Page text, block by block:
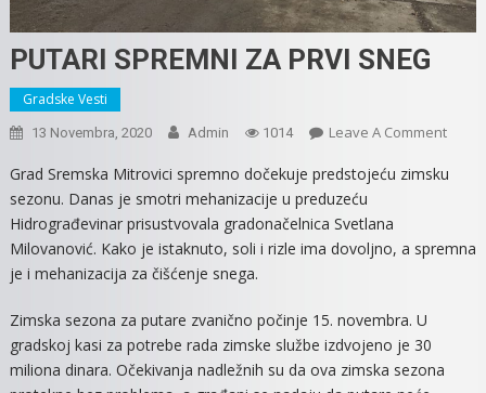
PUTARI SPREMNI ZA PRVI SNEG
Gradske Vesti
13 Novembra, 2020 Admin 1014 Leave A CommentOn
SNEG
Grad Sremska Mitrovici spremno dočekuje predstojeću zimsku
sezonu. Danas je smotri mehanizacije u preduzeću
Hidrograđevinar prisustvovala gradonačelnica Svetlana
Milovanović. Kako je istaknuto, soli i rizle ima dovoljno, a spremna
je i mehanizacija za čišćenje snega.
Zimska sezona za putare zvanično počinje 15. novembra. U
gradskoj kasi za potrebe rada zimske službe izdvojeno je 30
miliona dinara. Očekivanja nadležnih su da ova zimska sezona